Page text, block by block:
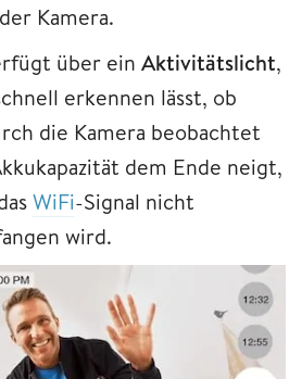
Kamera.
über ein Aktivitätslicht,
erkennen lässt, ob
die Kamera beobachtet
dem Ende neigt,
WiFi-Signal nicht
wird.